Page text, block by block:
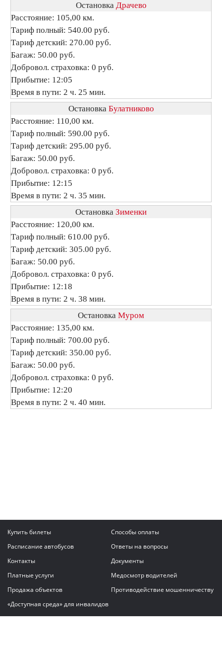
Остановка Драчево
Расстояние: 105,00 км.
Тариф полный: 540.00 руб.
Тариф детский: 270.00 руб.
Багаж: 50.00 руб.
Добровол. страховка: 0 руб.
Прибытие: 12:05
Время в пути: 2 ч. 25 мин.
Остановка Булатниково
Расстояние: 110,00 км.
Тариф полный: 590.00 руб.
Тариф детский: 295.00 руб.
Багаж: 50.00 руб.
Добровол. страховка: 0 руб.
Прибытие: 12:15
Время в пути: 2 ч. 35 мин.
Остановка Зименки
Расстояние: 120,00 км.
Тариф полный: 610.00 руб.
Тариф детский: 305.00 руб.
Багаж: 50.00 руб.
Добровол. страховка: 0 руб.
Прибытие: 12:18
Время в пути: 2 ч. 38 мин.
Остановка Муром
Расстояние: 135,00 км.
Тариф полный: 700.00 руб.
Тариф детский: 350.00 руб.
Багаж: 50.00 руб.
Добровол. страховка: 0 руб.
Прибытие: 12:20
Время в пути: 2 ч. 40 мин.
Купить билеты
Способы оплаты
Расписание автобусов
Ответы на вопросы
Контакты
Документы
Платные услуги
Медосмотр водителей
Продажа объектов
Противодействие мошенничеству
«Доступная среда» для инвалидов